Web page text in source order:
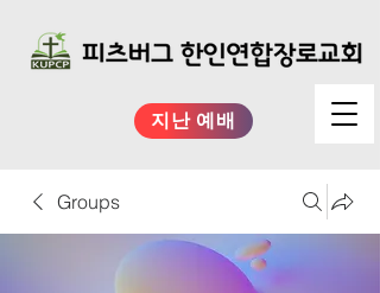
지난 예배
Groups